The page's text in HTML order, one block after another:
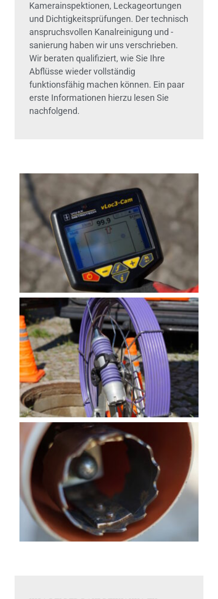
Kamerainspektionen, Leckageortungen
und Dichtigkeitsprüfungen. Der technisch
anspruchsvollen Kanalreinigung und -
sanierung haben wir uns verschrieben.
Wir beraten qualifiziert, wie Sie Ihre
Abflüsse wieder vollständig
funktionsfähig machen können. Ein paar
erste Informationen hierzu lesen Sie
nachfolgend.